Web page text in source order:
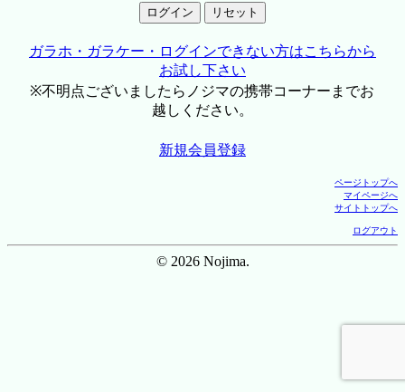
ガラホ・ガラケー・ログインできない方はこちらから
お試し下さい
※不明点ございましたらノジマの携帯コーナーまでお
越しください。
新規会員登録
ページトップへ
マイページへ
サイトトップへ
ログアウト
© 2026 Nojima.